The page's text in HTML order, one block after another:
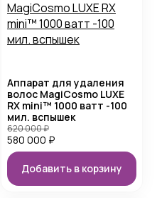
Аппарат для удаления
волос MagiCosmo LUXE
RX mini™ 1000 ватт -100
мил. вспышек
580 000 ₽
620 000₽
Добавить в корзину